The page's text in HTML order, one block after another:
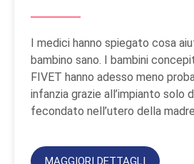
I medici hanno spiegato cosa
bambino sano. I bambini
FIVET hanno adesso meno
infanzia grazie all’impianto solo
fecondato nell’utero della
MAGGIORI DETTAGLI